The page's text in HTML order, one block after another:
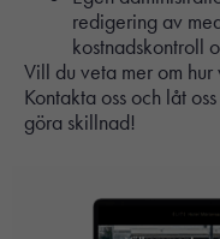
redigering av
kostnadskontroll
Vill du veta mer om
Kontakta oss och låt
göra skillnad!